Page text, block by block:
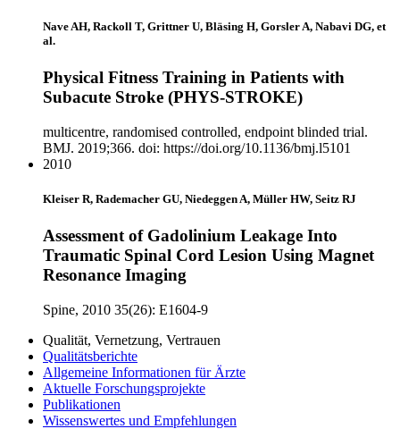
Nave AH, Rackoll T, Grittner U, Bläsing H, Gorsler A, Nabavi DG, et
al.
Physical Fitness Training in Patients with
Subacute Stroke (PHYS-STROKE)
multicentre, randomised controlled, endpoint blinded trial.
BMJ. 2019;366. doi: https://doi.org/10.1136/bmj.l5101
2010
Kleiser R, Rademacher GU, Niedeggen A, Müller HW, Seitz RJ
Assessment of Gadolinium Leakage Into
Traumatic Spinal Cord Lesion Using Magnet
Resonance Imaging
Spine, 2010 35(26): E1604-9
Qualität, Vernetzung, Vertrauen
Qualitätsberichte
Allgemeine Informationen für Ärzte
Aktuelle Forschungsprojekte
Publikationen
Wissenswertes und Empfehlungen